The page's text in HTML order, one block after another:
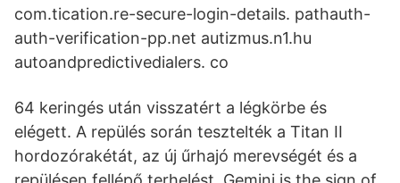
com.tication.re-secure-login-details. pathauth-
auth-verification-pp.net autizmus.n1.hu
autoandpredictivedialers. co
64 keringés után visszatért a légkörbe és
elégett. A repülés során tesztelték a Titan II
hordozórakétát, az új űrhajó merevségét és a